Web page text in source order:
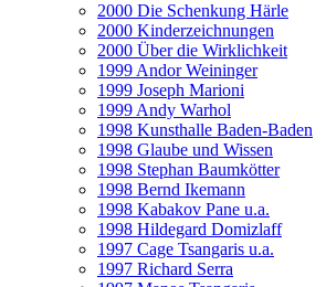
2000 Die Schenkung Härle
2000 Kinderzeichnungen
2000 Über die Wirklichkeit
1999 Andor Weininger
1999 Joseph Marioni
1999 Andy Warhol
1998 Kunsthalle Baden-Baden
1998 Glaube und Wissen
1998 Stephan Baumkötter
1998 Bernd Ikemann
1998 Kabakov Pane u.a.
1998 Hildegard Domizlaff
1997 Cage Tsangaris u.a.
1997 Richard Serra